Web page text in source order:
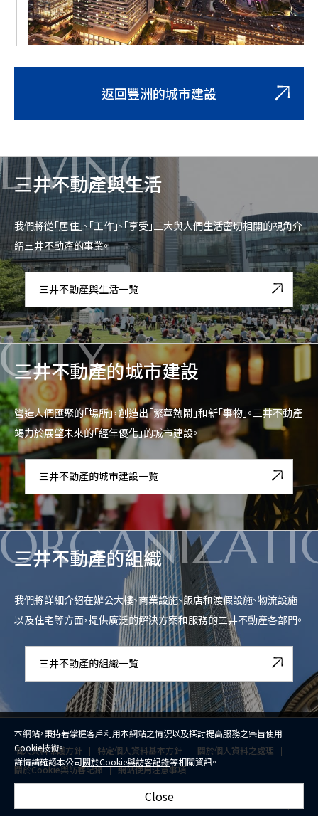
返回豐洲的城市建設
三井不動產與生活
我們將從「居住」、「工作」、「享受」三大與人們生活密切相關的視角介
紹三井不動產的事業。
三井不動產與生活一覧
三井不動產的城市建設
營造人們匯聚的「場所」，創造出「繁華熱鬧」和新「事物」。三井不動產
竭力於展望未來的「經年優化」的城市建設。
三井不動產的城市建設一覧
三井不動產的組織
我們將詳細介紹在辦公大樓、商業設施、飯店和渡假設施、物流設施
以及住宅等方面，提供廣泛的解決方案和服務的三井不動產各部門。
三井不動產的組織一覧
© 2026 Mitsui Fudosan Co., Ltd.
個人資料保護方針 特定個人資料基本方針
關於個人資料之處理
關於Cookie與訪客記錄
網站使用注意事項
本網站，秉持著掌握客戶利用本網站之情況以及探討提高服務之宗旨使用
Cookie技術。
詳情請確認本公司關於Cookie與訪客記錄等相關資訊。
Close